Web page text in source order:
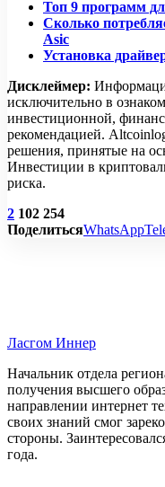
Топ 9 программ
Сколько
Asic
Установка
Дисклеймер:
исключительно в
инвестиционной,
рекомендацией.
решения, принятые на
Инвестиции в
риска.
2 102 254
ПоделитьсяWhatsApp
Ласгом Иннер
Начальник отдела
получения высшего
направлении интернет
своих знаний смог
стороны.
года.